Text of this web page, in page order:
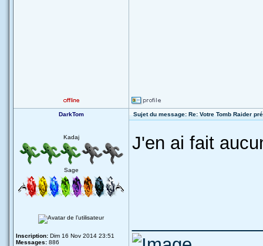
DarkTom Sujet du message: Re: Votre Tomb Raider
Kadaj
Sage
Inscription: Dim 16 Nov 2014 23:51
Messages: 886
J'en ai fait